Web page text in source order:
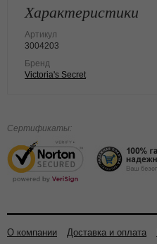
Характеристики
Артикул
3004203
Бренд
Victoria's Secret
Сертификаты:
О компании Доставка и оплата